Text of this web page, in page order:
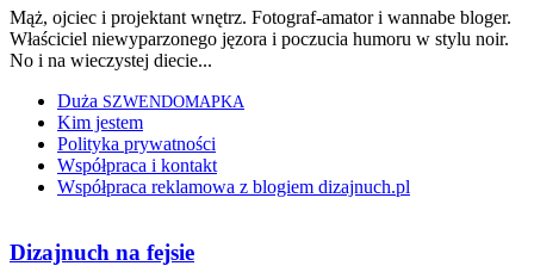
Mąż, ojciec i projektant wnętrz. Fotograf-amator i wannabe bloger.
Właściciel niewyparzonego jęzora i poczucia humoru w stylu noir.
No i na wieczystej diecie...
Duża SZWENDOMAPKA
Kim jestem
Polityka prywatności
Współpraca i kontakt
Współpraca reklamowa z blogiem dizajnuch.pl
Dizajnuch na fejsie